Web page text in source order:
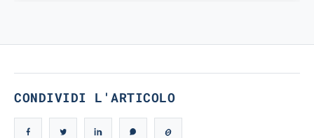
CONDIVIDI L'ARTICOLO